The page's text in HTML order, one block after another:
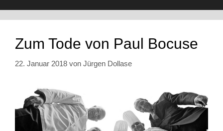
Zum Tode von Paul Bocuse
22. Januar 2018 von Jürgen Dollase